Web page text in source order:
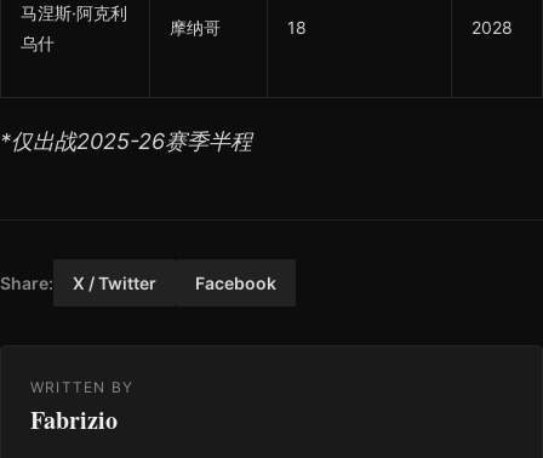
马涅斯·阿克利
乌什
摩纳哥 18 2028
*仅出战2025-26赛季半程
Share: X / Twitter Facebook
WRITTEN BY
Fabrizio